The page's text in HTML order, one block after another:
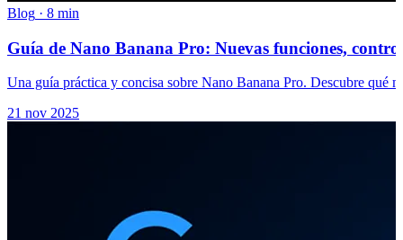
Blog · 8 min
Guía de Nano Banana Pro: Nuevas funciones,
Una guía práctica y concisa sobre Nano Banana Pro. Descubre qué
21 nov 2025